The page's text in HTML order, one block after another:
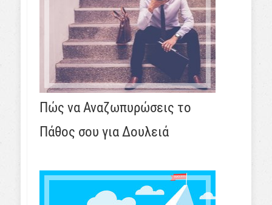
Πώς να Αναζωπυρώσεις το
Πάθος σου για Δουλειά